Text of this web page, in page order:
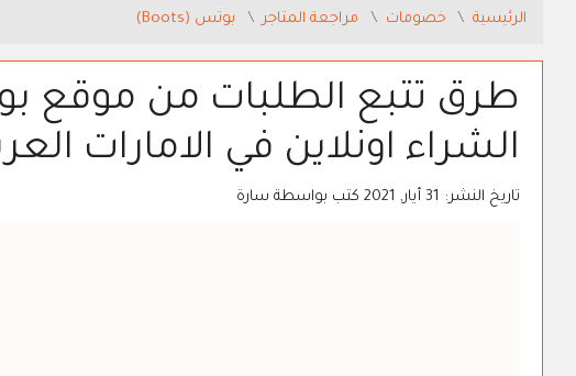
الرئيسية خصومات مراجعة المتاجر بوتس (Boots)
الشراء اونلاين في الامارات
تاريخ النشر: 31 أيار, 2021 كتب بواسطة سارة